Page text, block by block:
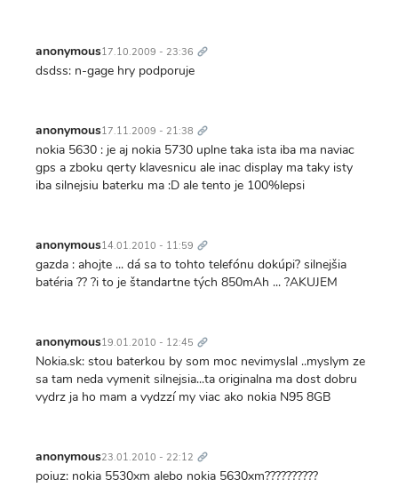
anonymous17.10.2009 - 23:36 odkaz
dsdss: n-gage hry podporuje
anonymous17.11.2009 - 21:38 odkaz
nokia 5630 : je aj nokia 5730 uplne taka ista iba ma naviac
gps a zboku qerty klavesnicu ale inac display ma taky isty
iba silnejsiu baterku ma :D ale tento je 100%lepsi
anonymous14.01.2010 - 11:59 odkaz
gazda : ahojte ... dá sa to tohto telefónu dokúpi? silnejšia
batéria ?? ?i to je štandartne tých 850mAh ... ?AKUJEM
anonymous19.01.2010 - 12:45 odkaz
Nokia.sk: stou baterkou by som moc nevimyslal ..myslym ze
sa tam neda vymenit silnejsia...ta originalna ma dost dobru
vydrz ja ho mam a vydzzí my viac ako nokia N95 8GB
anonymous23.01.2010 - 22:12 odkaz
poiuz: nokia 5530xm alebo nokia 5630xm??????????